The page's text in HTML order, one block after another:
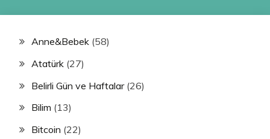
Anne&Bebek (58)
Atatürk (27)
Belirli Gün ve Haftalar(26)
Bilim (13)
Bitcoin (22)